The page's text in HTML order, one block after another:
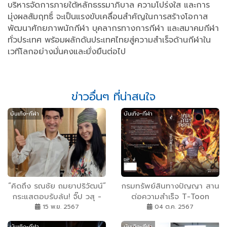
บริหารจัดการภายใต้หลักธรรมาภิบาล ความโปร่งใส และการ
มุ่งผลสัมฤทธิ์ จะเป็นแรงขับเคลื่อนสำคัญในการสร้างโอกาส
พัฒนาศักยภาพนักกีฬา บุคลากรทางการกีฬา และสมาคมกีฬา
ทั่วประเทศ พร้อมผลักดันประเทศไทยสู่ความสำเร็จด้านกีฬาใน
เวทีโลกอย่างมั่นคงและยั่งยืนต่อไป
ข่าวอื่นๆ ที่น่าสนใจ
บันเทิง-กีฬา
“คิดถึง รณชัย ถมยาปริวัฒน์”
กระแสตอบรับล้น! จิ๊ป วสุ -
อิ๋ว พิมพ์โพยม เปิดใจซึ้งวัน
15 พ.ย. 2567
บันเทิง-กีฬา
กรมทรัพย์สินทางปัญญา สาน
ต่อความสำเร็จ T-Toon
Script Contest 2024
04 ต.ค. 2567